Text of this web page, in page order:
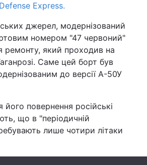
Лайт
Інциденти
Туризм
Погода
Defense Express.
джерел, модернізований
номером "47 червоний"
ремонту, який проходив на
Саме цей борт був
до версії А-50У
його повернення російські
що в "періодичній
лише чотири літаки